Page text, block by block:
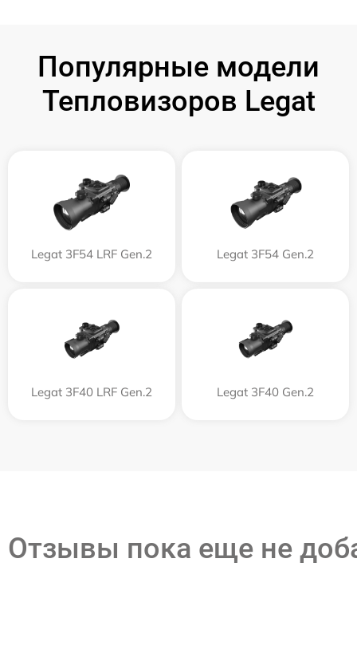
Популярные модели
Тепловизоров Legat
Legat 3F54 LRF Gen.2 Legat 3F54 Gen.2
Legat 3F40 LRF Gen.2 Legat 3F40 Gen.2
Отзывы пока еще не